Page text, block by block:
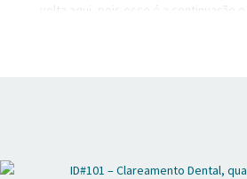
volta aqui, pois esse é a continuação e